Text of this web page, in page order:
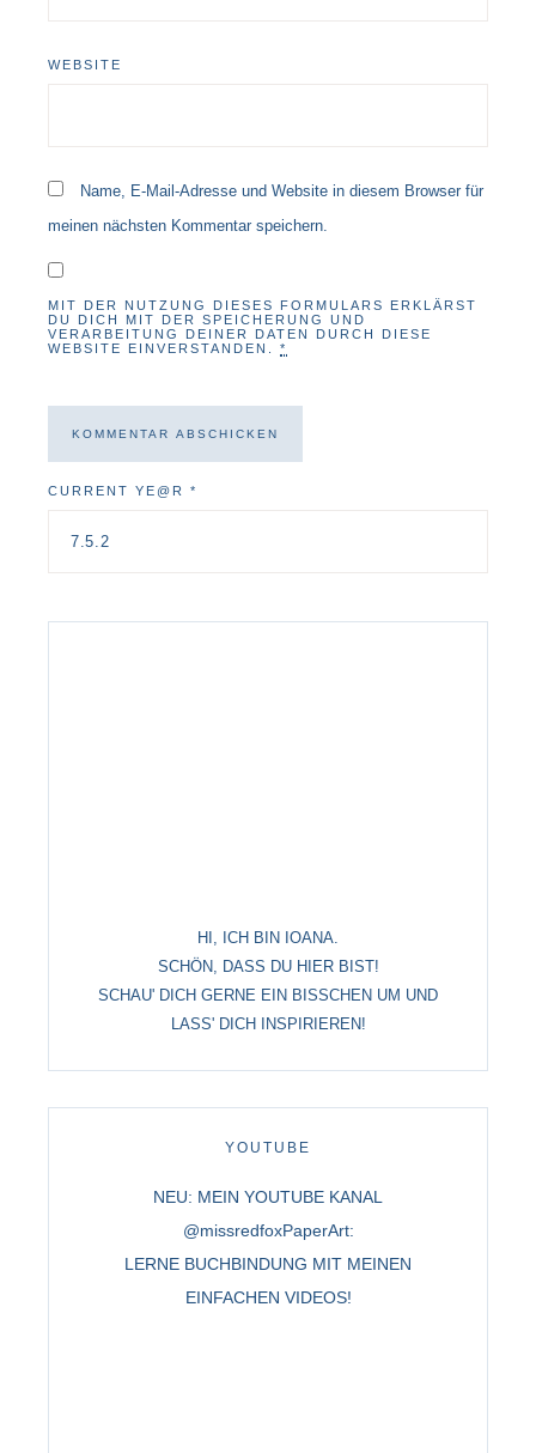
WEBSITE
Name, E-Mail-Adresse und Website in diesem Browser für
meinen nächsten Kommentar speichern.
MIT DER NUTZUNG DIESES FORMULARS ERKLÄRST
DU DICH MIT DER SPEICHERUNG UND
VERARBEITUNG DEINER DATEN DURCH DIESE
WEBSITE EINVERSTANDEN. *
CURRENT YE@R *
HI, ICH BIN IOANA.
SCHÖN, DASS DU HIER BIST!
SCHAU' DICH GERNE EIN BISSCHEN UM UND
LASS' DICH INSPIRIEREN!
YOUTUBE
NEU: MEIN YOUTUBE KANAL
@missredfoxPaperArt:
LERNE BUCHBINDUNG MIT MEINEN
EINFACHEN VIDEOS!